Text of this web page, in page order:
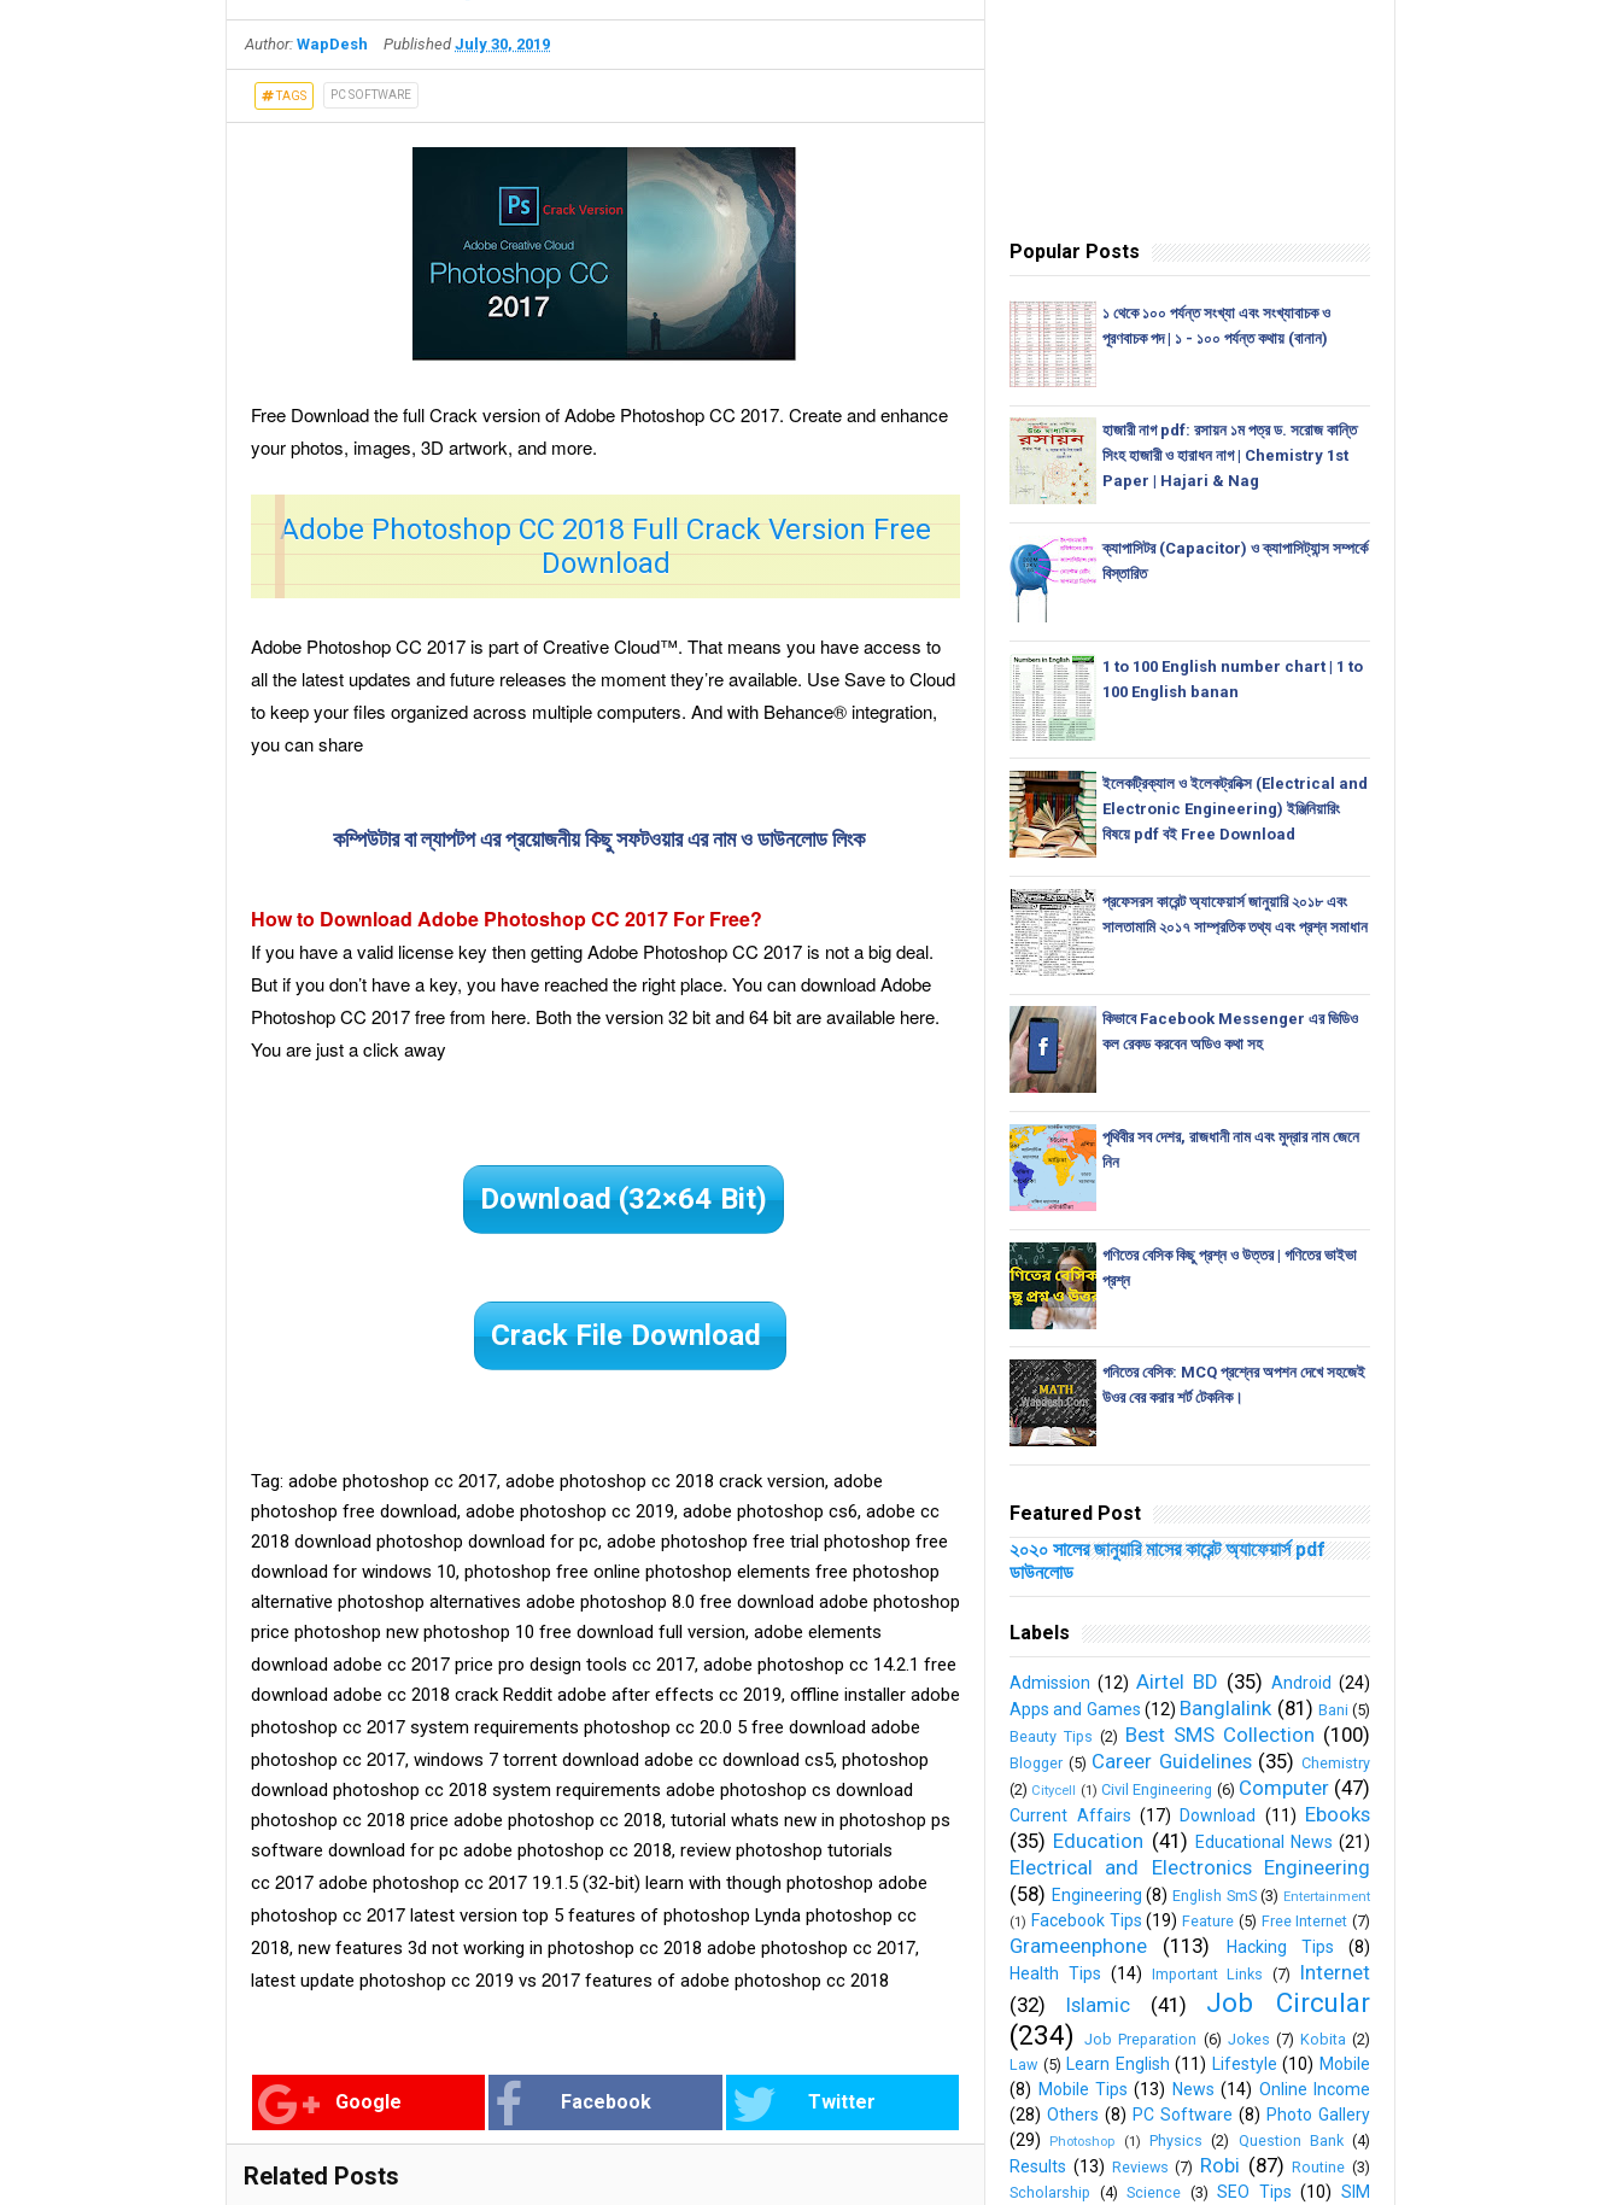
Author: WapDesh PublishedJuly 30, 2019
TAGS PC SOFTWARE
Free Download the full Crack version of Adobe Photoshop CC 2017. Create and enhance
your photos, images, 3D artwork, and more.
Adobe Photoshop CC 2018 Full Crack Version Free
Download
Adobe Photoshop CC 2017 is part of Creative Cloud™. That means you have access to
all the latest updates and future releases the moment they’re available. Use Save to Cloud
to keep your files organized across multiple computers. And with Behance® integration,
you can share
কম্পিউটার বা ল্যাপটপ এর প্রয়োজনীয় কিছু সফটওয়ার এর নাম ও ডাউনলোড লিংক
How to Download Adobe Photoshop CC 2017 For Free?
If you have a valid license key then getting Adobe Photoshop CC 2017 is not a big deal.
But if you don’t have a key, you have reached the right place. You can download Adobe
Photoshop CC 2017 free from here. Both the version 32 bit and 64 bit are available here.
You are just a click away
Download (32×64 Bit)
Crack File Download
Tag: adobe photoshop cc 2017, adobe photoshop cc 2018 crack version, adobe
photoshop free download, adobe photoshop cc 2019, adobe photoshop cs6, adobe cc
2018 download photoshop download for pc, adobe photoshop free trial photoshop free
download for windows 10, photoshop free online photoshop elements free photoshop
alternative photoshop alternatives adobe photoshop 8.0 free download adobe photoshop
price photoshop new photoshop 10 free download full version, adobe elements
download adobe cc 2017 price pro design tools cc 2017, adobe photoshop cc 14.2.1 free
download adobe cc 2018 crack Reddit adobe after effects cc 2019, offline installer adobe
photoshop cc 2017 system requirements photoshop cc 20.0 5 free download adobe
photoshop cc 2017, windows 7 torrent download adobe cc download cs5, photoshop
download photoshop cc 2018 system requirements adobe photoshop cs download
photoshop cc 2018 price adobe photoshop cc 2018, tutorial whats new in photoshop ps
software download for pc adobe photoshop cc 2018, review photoshop tutorials
cc 2017 adobe photoshop cc 2017 19.1.5 (32-bit) learn with though photoshop adobe
photoshop cc 2017 latest version top 5 features of photoshop Lynda photoshop cc
2018, new features 3d not working in photoshop cc 2018 adobe photoshop cc 2017,
latest update photoshop cc 2019 vs 2017 features of adobe photoshop cc 2018
Google Facebook Twitter
Related Posts
Popular Posts
১ থেকে ১০০ পর্যন্ত সংখ্যা এবং সংখ্যাবাচক ও
পূরণবাচক পদ | ১ - ১০০ পর্যন্ত কথায় (বানান)
হাজারী নাগ pdf: রসায়ন ১ম পত্র ড. সরোজ কান্তি
সিংহ হাজারী ও হারাধন নাগ | Chemistry 1st
Paper | Hajari & Nag
ক্যাপাসিটর (Capacitor) ও ক্যাপাসিট্যান্স সম্পর্কে
বিস্তারিত
1 to 100 English number chart | 1 to
100 English banan
ইলেকট্রিক্যাল ও ইলেকট্রনিক্স (Electrical and
Electronic Engineering) ইঞ্জিনিয়ারিং
বিষয়ে pdf বই Free Download
প্রফেসরস কারেন্ট অ্যাফেয়ার্স জানুয়ারি ২০১৮ এবং
সালতামামি ২০১৭ সাম্প্রতিক তথ্য এবং প্রশ্ন সমাধান
কিভাবে Facebook Messenger এর ভিডিও
কল রেকড করবেন অডিও কথা সহ
পৃথিবীর সব দেশর, রাজধানী নাম এবং মুদ্রার নাম জেনে
নিন
গণিতের বেসিক কিছু প্রশ্ন ও উত্তর | গণিতের ভাইভা
প্রশ্ন
গনিতের বেসিক: MCQ প্রশ্নের অপশন দেখে সহজেই
উওর বের করার শর্ট টেকনিক।
Featured Post
২০২০ সালের জানুয়ারি মাসের কারেন্ট অ্যাফেয়ার্স pdf
ডাউনলোড
Labels
Admission (12) Airtel BD (35) Android (24)
Apps and Games (12) Banglalink (81) Bani (5)
Beauty Tips (2) Best SMS Collection (100)
Blogger (5) Career Guidelines (35) Chemistry
(2) Citycell (1) Civil Engineering (6) Computer (47)
Current Affairs (17) Download (11) Ebooks
(35) Education (41) Educational News (21)
Electrical and Electronics Engineering
(58) Engineering (8) English SmS (3) Entertainment
(1) Facebook Tips (19) Feature (5) Free Internet (7)
Grameenphone (113) Hacking Tips
(8)
Health Tips (14) Important Links (7)
Internet
(32)
Islamic (41)
Job Circular
(234)
Job Preparation (6) Jokes (7) Kobita (2)
Law (5) Learn English (11) Lifestyle (10) Mobile
(8) Mobile Tips (13) News (14) Online Income
(28) Others (8) PC Software (8) Photo Gallery
(29)
Photoshop (1) Physics (2) Question Bank (4)
Results (13) Reviews (7) Robi (87) Routine (3)
Scholarship (4) Science (3) SEO Tips (10) SIM